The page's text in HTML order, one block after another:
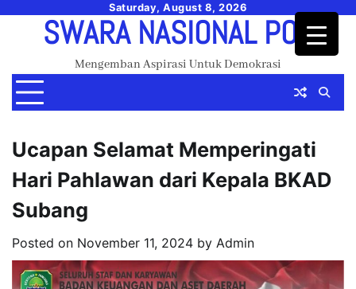
Saturday, August 8, 2026
SWARA NASIONAL POS
Mengemban Aspirasi Untuk Demokrasi
Ucapan Selamat Memperingati
Hari Pahlawan dari Kepala BKAD
Subang
Posted on November 11, 2024 by Admin